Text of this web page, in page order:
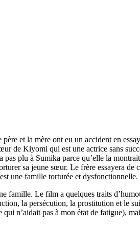
et la mère ont eu un accident en
Kiyomi qui est une actrice sans
plu à Sumika parce qu’elle la
sa jeune sœur. Le frère essayera
une famille torturée et
famille. Le film a quelques traits
la persécution, la prostitution et le
n’aidait pas à mon état de fatigue),